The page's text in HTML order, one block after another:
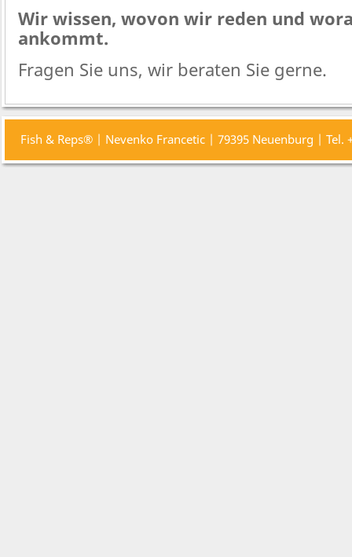
Wir wissen, wovon wir reden und
ankommt.
Fragen Sie uns, wir beraten Sie gerne.
Fish & Reps® | Nevenko Francetic | 79395 Neuenburg | Tel.